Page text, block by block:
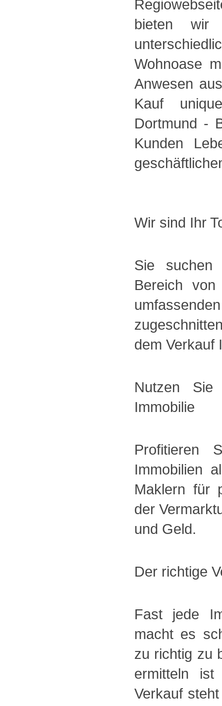
bieten wir
Wohnoase
Anwesen
Kauf
Dortmund -
Kunden
Wir sind Ihr
Sie suchen
Bereich
dem Verkauf
Nutzen
Immobilie
Profitieren
Immobilien
Maklern für
der
und Geld.
Der richtige
Fast jede
macht es
zu richtig zu
ermitteln ist
Verkauf